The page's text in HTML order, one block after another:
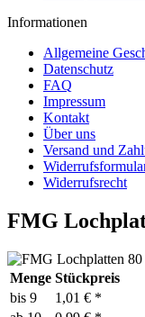
Informationen
Allgemeine
Datenschutz
FAQ
Impressum
Kontakt
Über uns
Versand und
Widerrufsrecht
FMG
Menge Stückpreis
bis 9
1,01 € *